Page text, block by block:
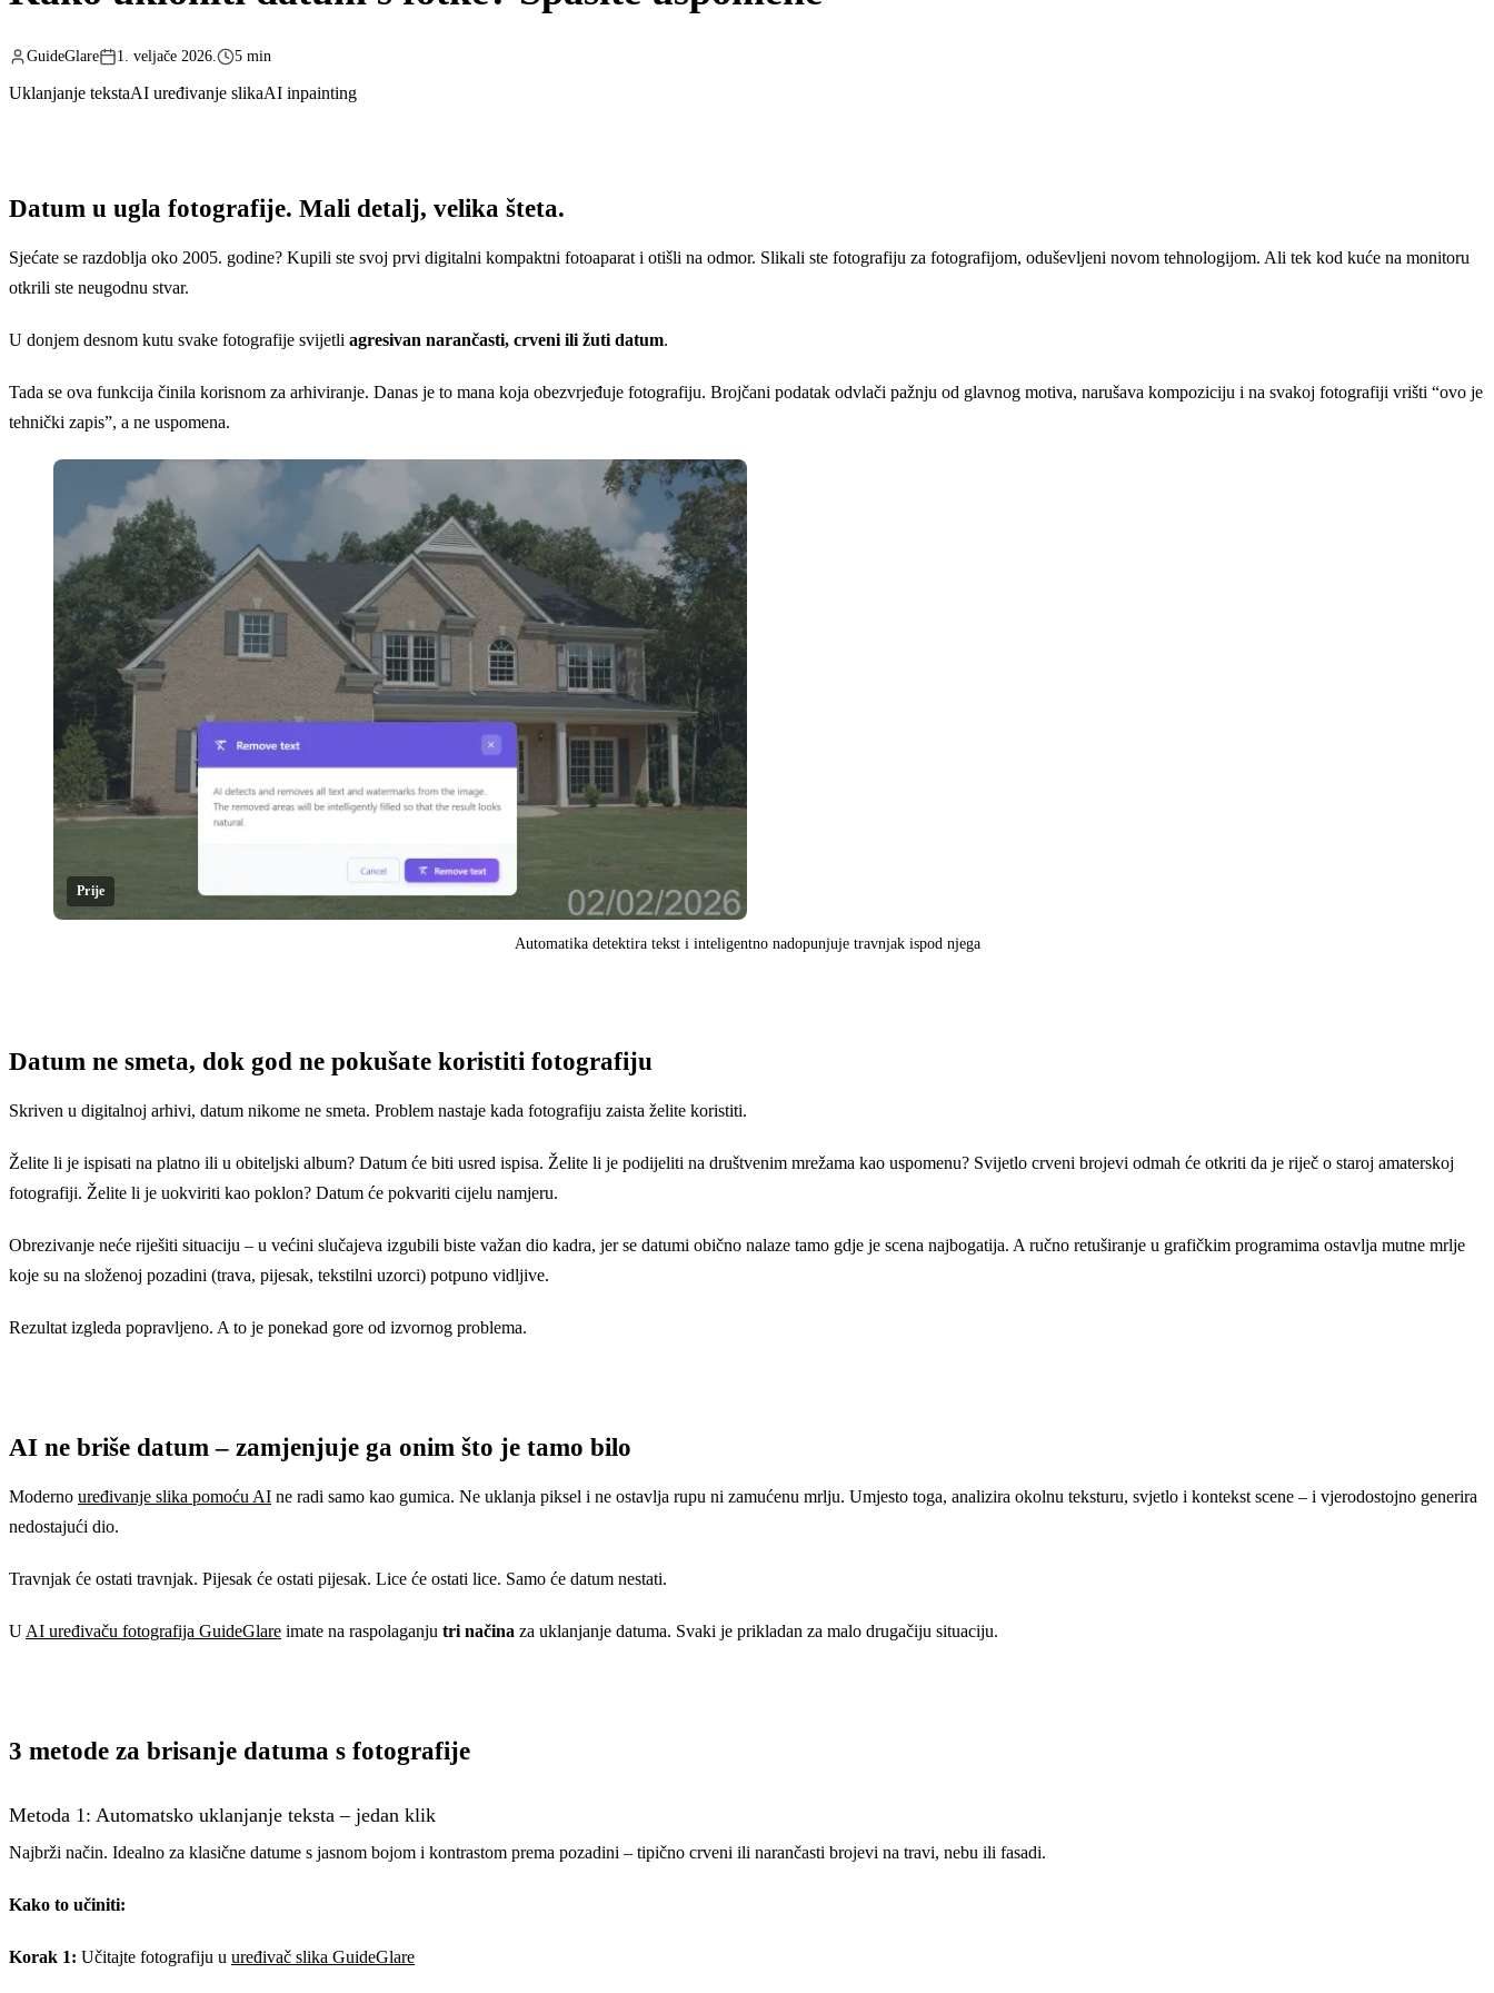
GuideGlare 1. veljače 2026. 5 min
Uklanjanje tekstaAI uređivanje slikaAI inpainting
Datum u ugla fotografije. Mali detalj, velika šteta.
Sjećate se razdoblja oko 2005. godine? Kupili ste svoj prvi digitalni kompaktni fotoaparat i otišli na odmor. Slikali ste fotografiju za fotografijom, oduševljeni novom tehnologijom. Ali tek kod kuće na monitoru
otkrili ste neugodnu stvar.
U donjem desnom kutu svake fotografije svijetli agresivan narančasti, crveni ili žuti datum.
Tada se ova funkcija činila korisnom za arhiviranje. Danas je to mana koja obezvrjeđuje fotografiju. Brojčani podatak odvlači pažnju od glavnog motiva, narušava kompoziciju i na svakoj fotografiji vrišti “ovo je
tehnički zapis”, a ne uspomena.
Prije
Automatika detektira tekst i inteligentno nadopunjuje travnjak ispod njega
Datum ne smeta, dok god ne pokušate koristiti fotografiju
Skriven u digitalnoj arhivi, datum nikome ne smeta. Problem nastaje kada fotografiju zaista želite koristiti.
Želite li je ispisati na platno ili u obiteljski album? Datum će biti usred ispisa. Želite li je podijeliti na društvenim mrežama kao uspomenu? Svijetlo crveni brojevi odmah će otkriti da je riječ o staroj amaterskoj
fotografiji. Želite li je uokviriti kao poklon? Datum će pokvariti cijelu namjeru.
Obrezivanje neće riješiti situaciju – u većini slučajeva izgubili biste važan dio kadra, jer se datumi obično nalaze tamo gdje je scena najbogatija. A ručno retuširanje u grafičkim programima ostavlja mutne mrlje
koje su na složenoj pozadini (trava, pijesak, tekstilni uzorci) potpuno vidljive.
Rezultat izgleda popravljeno. A to je ponekad gore od izvornog problema.
AI ne briše datum – zamjenjuje ga onim što je tamo bilo
Moderno uređivanje slika pomoću AI ne radi samo kao gumica. Ne uklanja piksel i ne ostavlja rupu ni zamućenu mrlju. Umjesto toga, analizira okolnu teksturu, svjetlo i kontekst scene – i vjerodostojno generira
nedostajući dio.
Travnjak će ostati travnjak. Pijesak će ostati pijesak. Lice će ostati lice. Samo će datum nestati.
U AI uređivaču fotografija GuideGlare imate na raspolaganju tri načina za uklanjanje datuma. Svaki je prikladan za malo drugačiju situaciju.
3 metode za brisanje datuma s fotografije
Metoda 1: Automatsko uklanjanje teksta – jedan klik
Najbrži način. Idealno za klasične datume s jasnom bojom i kontrastom prema pozadini – tipično crveni ili narančasti brojevi na travi, nebu ili fasadi.
Kako to učiniti:
Korak 1: Učitajte fotografiju u uređivač slika GuideGlare